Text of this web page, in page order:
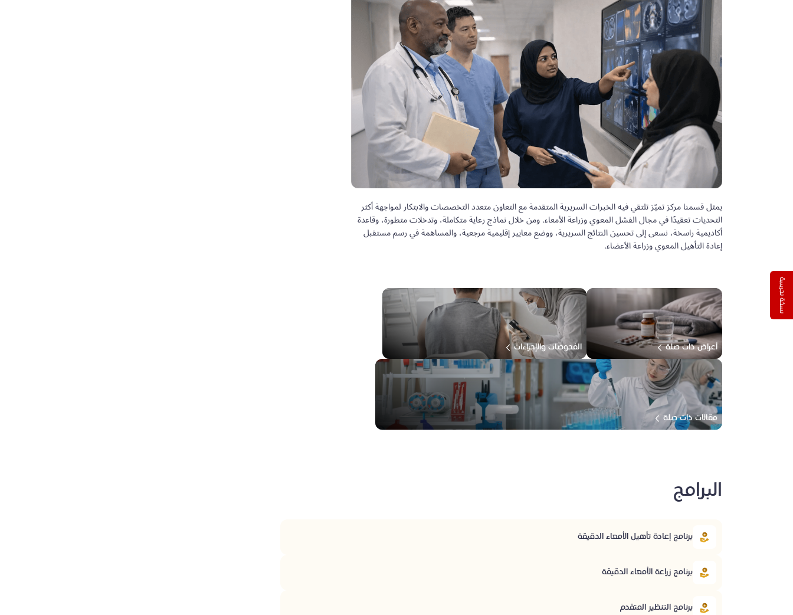
يمثل قسمنا مركز تميّز تلتقي فيه الخبرات السريرية المتقدمة مع التعاون متعدد التخصصات والابتكار لمواجهة أكثر
التحديات تعقيدًا في مجال الفشل المعوي وزراعة الأمعاء. ومن خلال نماذج رعاية متكاملة، وتدخلات متطورة، وقاعدة
أكاديمية راسخة، نسعى إلى تحسين النتائج السريرية، ووضع معايير إقليمية مرجعية، والمساهمة في رسم مستقبل
إعادة التأهيل المعوي وزراعة الأعضاء.
أعراض ذات صلة الفحوصات والإجراءات
مقالات ذات صلة
البرامج
برنامج إعادة تأهيل الأمعاء الدقيقة
برنامج زراعة الأمعاء الدقيقة
برنامج التنظير المتقدم
نسخة تجريبية